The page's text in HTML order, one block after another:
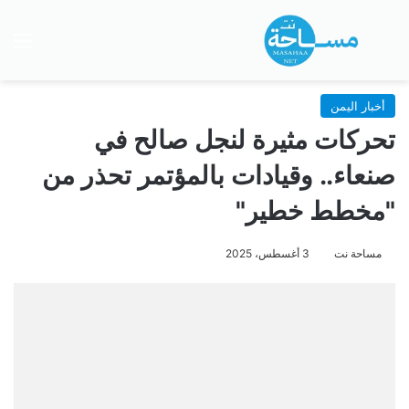
بحث عن
أخبار اليمن
تحركات مثيرة لنجل صالح في
صنعاء.. وقيادات بالمؤتمر تحذر من
"مخطط خطير"
مساحة نت 3 أغسطس، 2025